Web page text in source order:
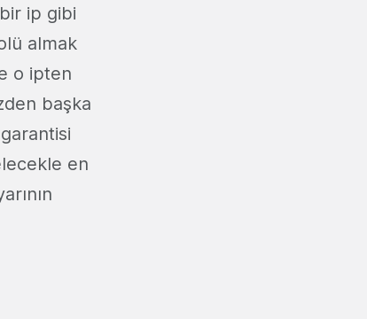
ip gibi
almak
o ipten
başka
en